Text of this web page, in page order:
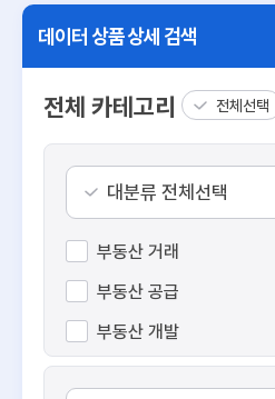
데이터 상품 상세 검색
전체 카테고리 전체선택
대분류 전체선택
부동산 거래
부동산 공급
부동산 개발
수익형 부동산